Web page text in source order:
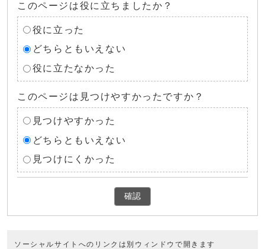
このページは役に立ちましたか？
役に立った
どちらともいえない
役に立たなかった
このページは見つけやすかったですか？
見つけやすかった
どちらともいえない
見つけにくかった
確認
ソーシャルサイトへのリンクは別ウィンドウで開きます